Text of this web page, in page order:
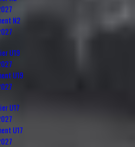
N2
U19
U19
U17
U17